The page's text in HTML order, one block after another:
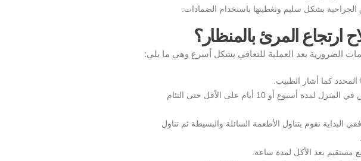
بشكل سليم وتغطيتها باستخدام الضمادات.
ارتجاع المرئ بالمنظار؟
الضرورية بعد العملية للتعافي بشكل أسرع وهي ما يلي:
المحدد كما أشار الطبيب.
الالتزام بالراحة والجلوس في المنزل لمدة أسبوع أو 10 أيام على الأقل حتى التئام
البداية نقوم بتناول الأطعمة السائلة والبسيطة ثم تناول
بعد الأكل لمدة ساعة.